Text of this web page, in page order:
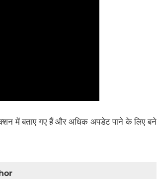
में बताए गए हैं और अधिक अपडेट पाने के लिए बने